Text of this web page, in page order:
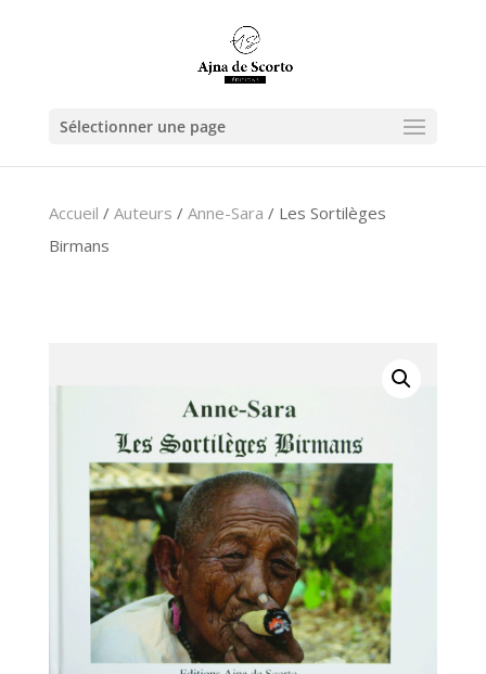
Sélectionner une page
Accueil / Auteurs / Anne-Sara / Les Sortilèges
Birmans